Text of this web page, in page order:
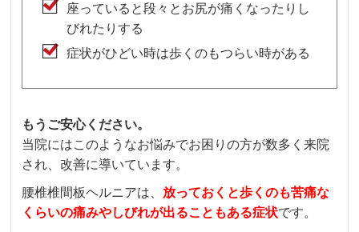
座っていると段々とお尻が痛くなったりし
びれたりする
症状がひどい時は歩くのもつらい時がある
もうご安心ください。
当院にはこのようなお悩みでお困りの方が数多く来院
され、改善に導いています。
腰椎椎間板ヘルニアは、 放っておくと歩くのも苦痛な
くらいの痛みやしびれが出ることもある症状です。